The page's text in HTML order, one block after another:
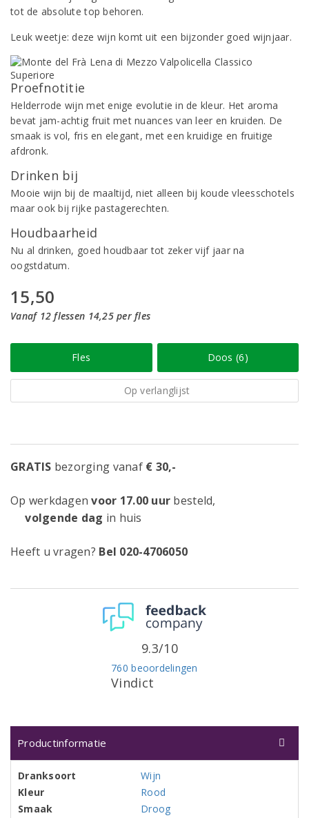
tot de absolute top behoren.
Leuk weetje: deze wijn komt uit een bijzonder goed wijnjaar.
Proefnotitie
Helderrode wijn met enige evolutie in de kleur. Het aroma
bevat jam-achtig fruit met nuances van leer en kruiden. De
smaak is vol, fris en elegant, met een kruidige en fruitige
afdronk.
Drinken bij
Mooie wijn bij de maaltijd, niet alleen bij koude vleesschotels
maar ook bij rijke pastagerechten.
Houdbaarheid
Nu al drinken, goed houdbaar tot zeker vijf jaar na
oogstdatum.
15,50
Vanaf 12 flessen 14,25 per fles
Fles Doos (6)
Op verlanglijst
GRATIS bezorging vanaf € 30,-
Op werkdagenvoor 17.00 uur besteld,
volgende dag in huis
Heeft u vragen? Bel 020-4706050
Vindict
760 beoordelingen
9.3/10
Productinformatie
Dranksoort
Wijn
Kleur
Rood
Smaak
Droog